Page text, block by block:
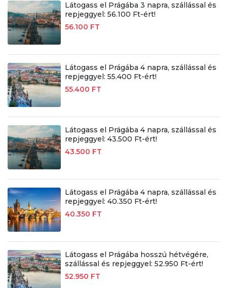
Látogass el Prágába 3 napra, szállással és
repjeggyel: 56.100 Ft-ért!
56.100 FT
Látogass el Prágába 4 napra, szállással és
repjeggyel: 55.400 Ft-ért!
55.400 FT
Látogass el Prágába 4 napra, szállással és
repjeggyel: 43.500 Ft-ért!
43.500 FT
Látogass el Prágába 4 napra, szállással és
repjeggyel: 40.350 Ft-ért!
40.350 FT
Látogass el Prágába hosszú hétvégére,
szállással és repjeggyel: 52.950 Ft-ért!
52.950 FT